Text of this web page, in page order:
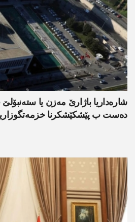
شارەداریا باژارێ مەزن یا
دەست ب پێشکێشکرنا